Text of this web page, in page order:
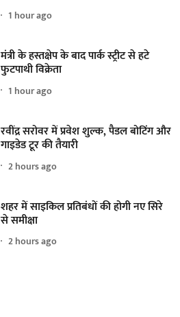
1 hour ago
मंत्री के हस्तक्षेप के बाद पार्क स्ट्रीट से हटे
फुटपाथी विक्रेता
1 hour ago
रवींद्र सरोवर में प्रवेश शुल्क, पैडल बोटिंग और
गाइडेड टूर की तैयारी
2 hours ago
शहर में साइकिल प्रतिबंधों की होगी नए सिरे
से समीक्षा
2 hours ago